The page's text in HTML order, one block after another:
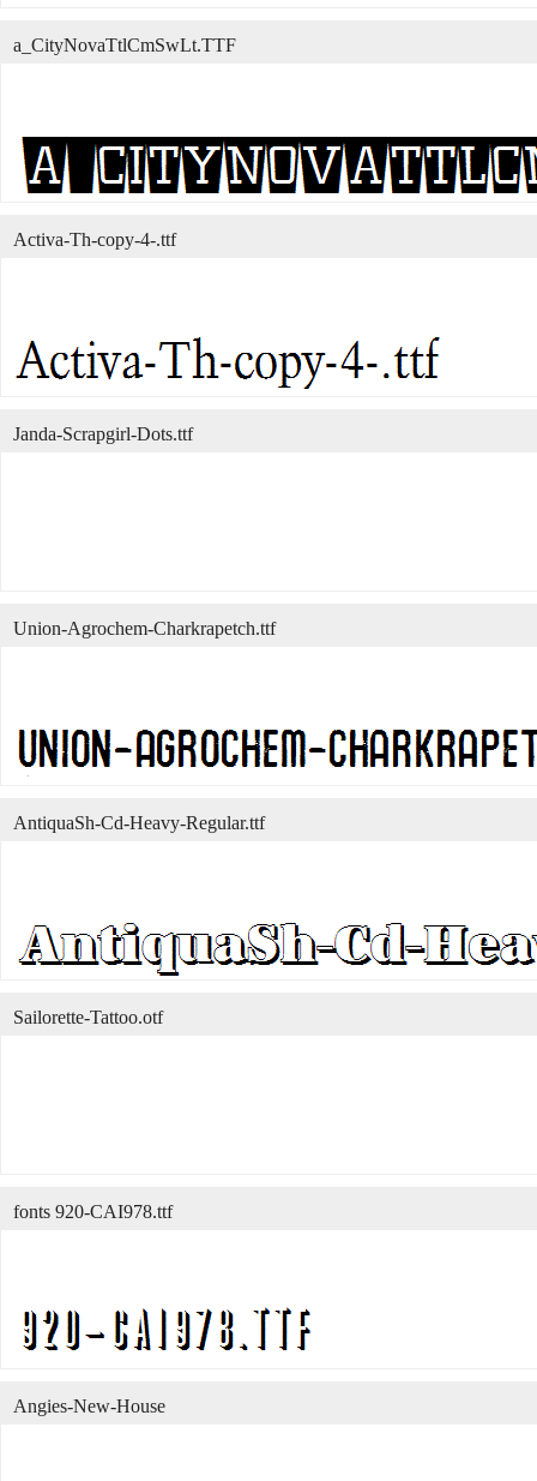
a_CityNovaTtlCmSwLt.TTF
Activa-Th-copy-4-.ttf
Janda-Scrapgirl-Dots.ttf
Union-Agrochem-Charkrapetch.ttf
AntiquaSh-Cd-Heavy-Regular.ttf
Sailorette-Tattoo.otf
fonts 920-CAI978.ttf
Angies-New-House